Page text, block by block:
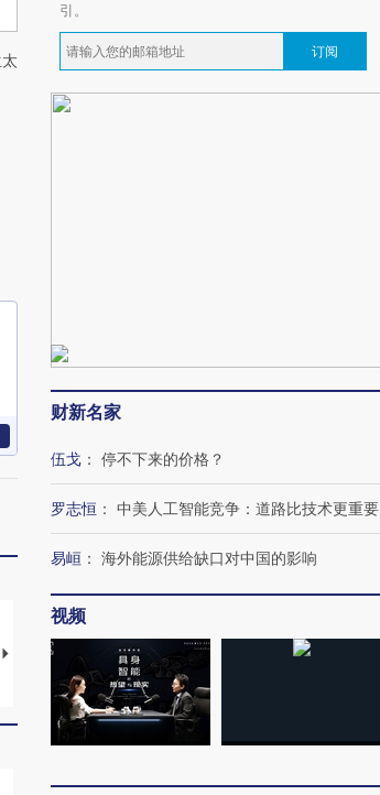
视线｜HYROX的吸金
术：是什么让中产们甘
心“花钱找虐”？
马航飞行员跨国走私7万
粒摇头丸 尿检体内含3种
毒品
引。
订阅
财新名家
伍戈 ： 停不下来的价格？
罗志恒 ： 中美人工智能竞争：道路比技术更重要
易峘 ： 海外能源供给缺口对中国的影响
视频